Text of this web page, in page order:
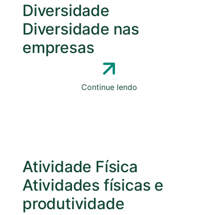
Diversidade
Diversidade nas
empresas
Continue lendo
Atividade Física
Atividades físicas e
produtividade